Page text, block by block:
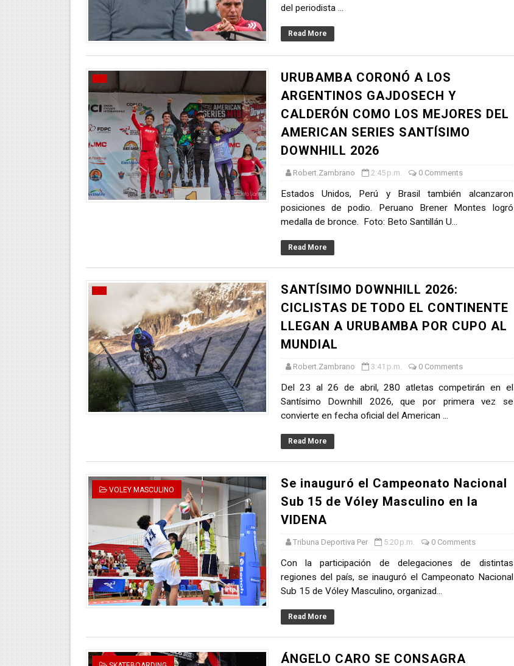
del periodista ...
Read More
URUBAMBA CORONÓ A LOS
ARGENTINOS GAJDOSECH Y
CALDERÓN COMO LOS MEJORES DEL
AMERICAN SERIES SANTÍSIMO
DOWNHILL 2026
Robert.Zambrano 2:45 p.m. 0 Comments
Estados Unidos, Perú y Brasil también alcanzaron
posiciones de podio. Peruano Brener Montes logró
medalla de bronce. Foto: Beto Santillán U...
Read More
SANTÍSIMO DOWNHILL 2026:
CICLISTAS DE TODO EL CONTINENTE
LLEGAN A URUBAMBA POR CUPO AL
MUNDIAL
Robert.Zambrano 3:41 p.m. 0 Comments
Del 23 al 26 de abril, 280 atletas competirán en el
Santísimo Downhill 2026, que por primera vez se
convierte en fecha oficial del American ...
Read More
VOLEY MASCULINO
Se inauguró el Campeonato Nacional
Sub 15 de Vóley Masculino en la
VIDENA
Tribuna Deportiva Per 5:20 p.m. 0 Comments
Con la participación de delegaciones de distintas
regiones del país, se inauguró el Campeonato Nacional
Sub 15 de Vóley Masculino, organizad...
Read More
ÁNGELO CARO SE CONSAGRA